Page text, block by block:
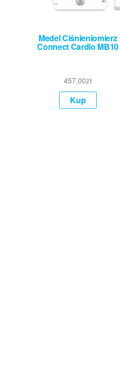
Medel Ciśnieniomierz
Connect Cardio MB10
457,00zł
Kup